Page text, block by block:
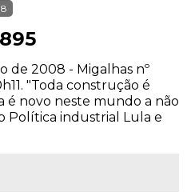
de 2008 - Migalhas nº
"Toda construção é
é novo neste mundo a não
Política industrial Lula e